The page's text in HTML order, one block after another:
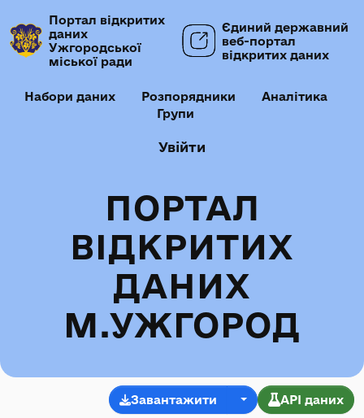
Портал відкритих
даних
Ужгородської
міської ради
Єдиний державний
веб-портал
відкритих даних
Набори даних Розпорядники
Аналітика
Групи
Увійти
ПОРТАЛ
ВІДКРИТИХ
ДАНИХ
М.УЖГОРОД
Завантажити API даних